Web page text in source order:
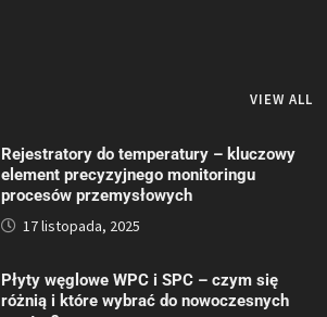
VIEW ALL
Rejestratory do temperatury – kluczowy
element precyzyjnego monitoringu
procesów przemysłowych
17 listopada, 2025
Płyty węglowe WPC i SPC – czym się
różnią i które wybrać do nowoczesnych